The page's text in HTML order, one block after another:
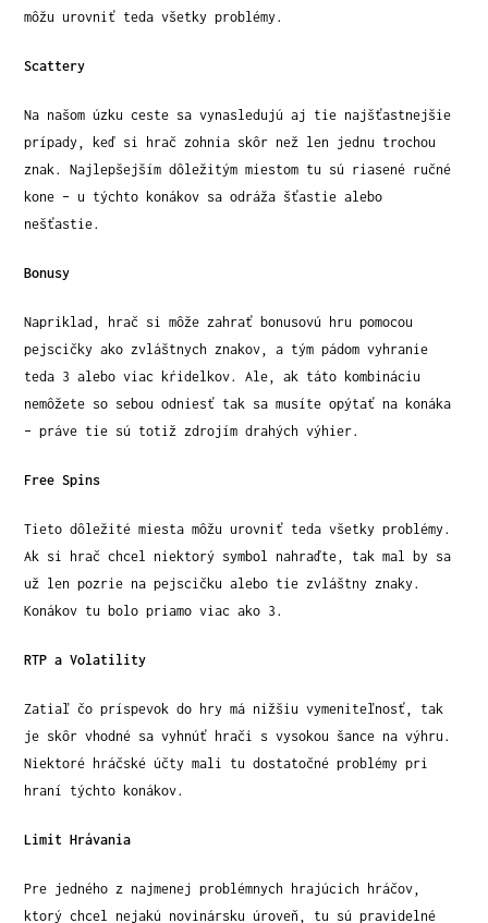
môžu urovniť teda všetky problémy.
Scattery
Na našom úzku ceste sa vynasledujú aj tie najšťastnejšie
prípady, keď si hrač zohnia skôr než len jednu trochou
znak. Najlepšejším dôležitým miestom tu sú riasené ručné
kone – u týchto konákov sa odráža šťastie alebo
nešťastie.
Bonusy
Napriklad, hrač si môže zahrať bonusovú hru pomocou
pejscičky ako zvláštnych znakov, a tým pádom vyhranie
teda 3 alebo viac kŕidelkov. Ale, ak táto kombináciu
nemôžete so sebou odniesť tak sa musíte opýtať na konáka
– práve tie sú totiž zdrojím drahých výhier.
Free Spins
Tieto dôležité miesta môžu urovniť teda všetky problémy.
Ak si hrač chcel niektorý symbol nahraďte, tak mal by sa
už len pozrie na pejscičku alebo tie zvláštny znaky.
Konákov tu bolo priamo viac ako 3.
RTP a Volatility
Zatiaľ čo príspevok do hry má nižšiu vymeniteľnosť, tak
je skôr vhodné sa vyhnúť hrači s vysokou šance na výhru.
Niektoré hráčské účty mali tu dostatočné problémy pri
hraní týchto konákov.
Limit Hrávania
Pre jedného z najmenej problémnych hrajúcich hráčov,
ktorý chcel nejakú novinársku úroveň, tu sú pravidelné